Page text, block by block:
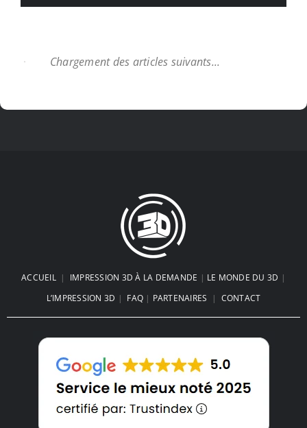
Impression 3d FDM ou Résine : Le
Choc des Technologies